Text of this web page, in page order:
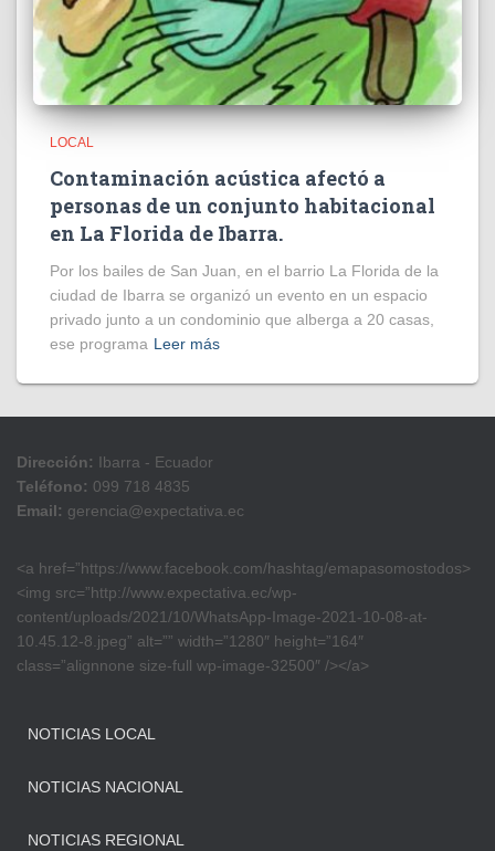
LOCAL
Contaminación acústica afectó a
personas de un conjunto habitacional
en La Florida de Ibarra.
Por los bailes de San Juan, en el barrio La Florida de la
ciudad de Ibarra se organizó un evento en un espacio
privado junto a un condominio que alberga a 20 casas,
ese programa Leer más
Dirección: Ibarra - Ecuador
Teléfono: 099 718 4835
Email: gerencia@expectativa.ec
<a href=”https://www.facebook.com/hashtag/emapasomostodos>
<img src=”http://www.expectativa.ec/wp-
content/uploads/2021/10/WhatsApp-Image-2021-10-08-at-
10.45.12-8.jpeg” alt=”” width=”1280″ height=”164″
class=”alignnone size-full wp-image-32500″ /></a>
NOTICIAS LOCAL
NOTICIAS NACIONAL
NOTICIAS REGIONAL